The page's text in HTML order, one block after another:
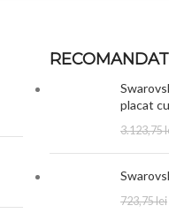
placat
3.123,75
723,75lei